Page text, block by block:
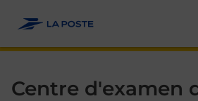
Centre d'examen